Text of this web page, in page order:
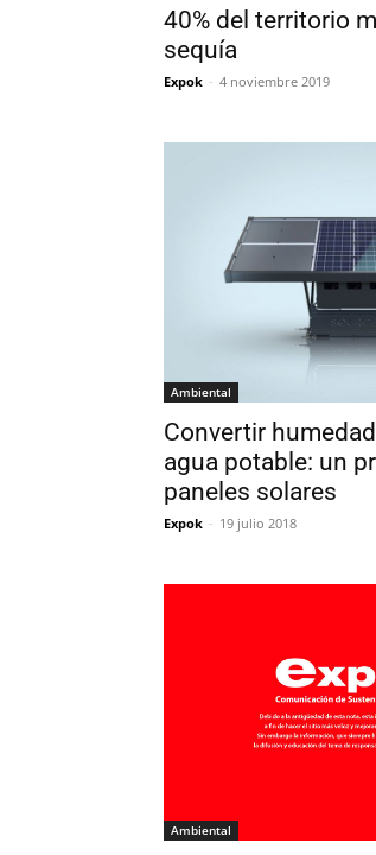
40% del territorio
sequía
Expok - 4 noviembre 2019
Ambiental
Convertir
agua potable: un
paneles solares
Expok - 19 julio 2018
Ambiental